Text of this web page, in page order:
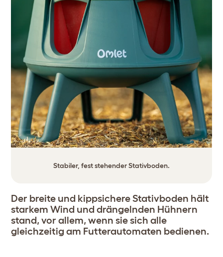
Stabiler, fest stehender Stativboden.
Der breite und kippsichere Stativboden hält
starkem Wind und drängelnden Hühnern
stand, vor allem, wenn sie sich alle
gleichzeitig am Futterautomaten bedienen.